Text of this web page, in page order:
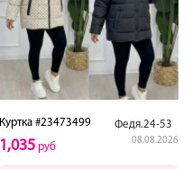
Куртка #23473499 Федя.24-53
08.08.2026
1,035 руб